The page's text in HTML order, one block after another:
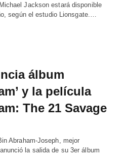
Jackson estará disponible
según el estudio Lionsgate.…
álbum
y la película
The 21 Savage
Abraham-Joseph, mejor
la salida de su 3er álbum